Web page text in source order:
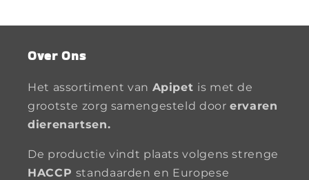
Over Ons
Het assortiment van Apipet is met de
grootste zorg samengesteld doorervaren
dierenartsen.
De productie vindt plaats volgens strenge
HACCP standaarden en Europese